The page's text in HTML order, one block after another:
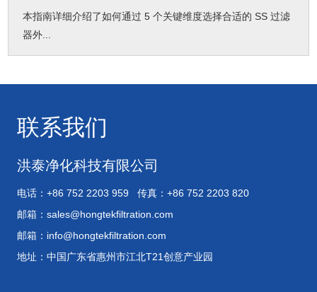
本指南详细介绍了如何通过 5 个关键维度选择合适的 SS 过滤
器外...
联系我们
洪泰净化科技有限公司
电话：+86 752 2203 959 传真：+86 752 2203 820
邮箱： sales@hongtekfiltration.com
邮箱： info@hongtekfiltration.com
地址：中国广东省惠州市江北T21创意产业园